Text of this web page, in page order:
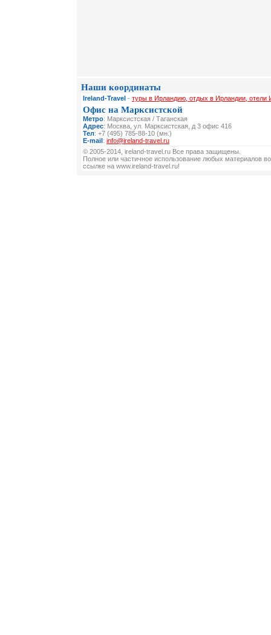
Наши координаты
Ireland-Travel - туры в Ирландию, отдых в Ирландии, отели
Офис на Марксистской
Метро: Марксистская / Таганская
Адрес: Москва, ул. Марксистская, д 3 офис 416
Тел: +7 (495) 785-88-10 (мн.)
E-mail: info@ireland-travel.ru
© 2005-2014, ireland-travel.ru Все права защищены.
Полное или частичное использование любых материалов
ссылке на www.ireland-travel.ru!